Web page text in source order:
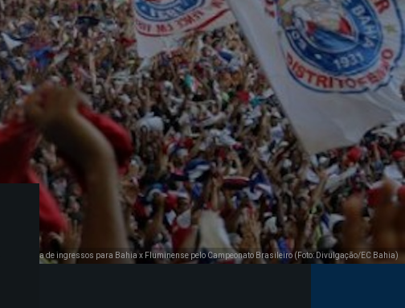
Tabela de ingressos para Bahia x Fluminense pelo Campeonato Brasileiro (Foto: Divulgação/EC Bahia)